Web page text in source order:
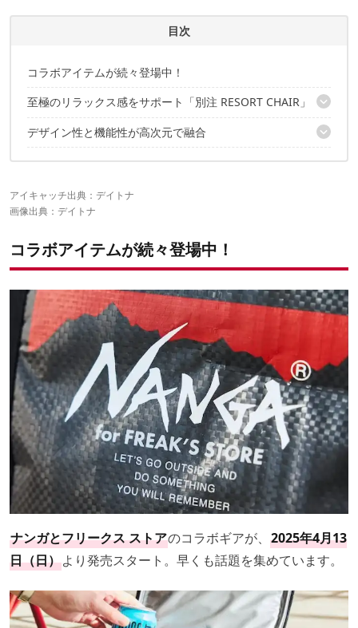
黒田祥平のプロフィール
目次
コラボアイテムが続々登場中！
至極のリラックス感をサポート「別注 RESORT CHAIR」
軽量・防水・大容量の三位一体「別注 MULTI USE BAG」
デザイン性と機能性が高次元で融合
アイキャッチ出典： デイトナ
画像出典： デイトナ
コラボアイテムが続々登場中！
ナンガとフリークス ストアのコラボギアが、 2025年4月13
日（日）より発売スタート。早くも話題を集めています。